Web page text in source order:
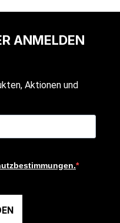
ANMELDEN
Aktionen und